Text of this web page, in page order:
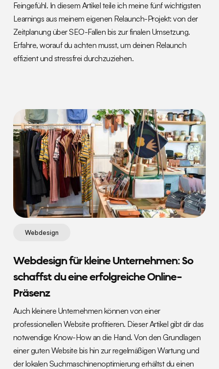
Feingefühl. In diesem Artikel teile ich meine fünf wichtigsten
Learnings aus meinem eigenen Relaunch-Projekt: von der
Zeitplanung über SEO-Fallen bis zur finalen Umsetzung.
Erfahre, worauf du achten musst, um deinen Relaunch
effizient und stressfrei durchzuziehen.
Webdesign
Webdesign für kleine Unternehmen: So
schaffst du eine erfolgreiche Online-
Präsenz
Auch kleinere Unternehmen können von einer
professionellen Website profitieren. Dieser Artikel gibt dir das
notwendige Know-How an die Hand. Von den Grundlagen
einer guten Website bis hin zur regelmäßigen Wartung und
der lokalen Suchmaschinenoptimierung erhältst du einen